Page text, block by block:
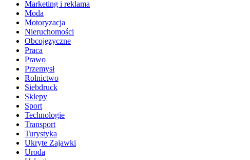
Marketing i reklama
Moda
Motoryzacja
Nieruchomości
Obcojęzyczne
Praca
Prawo
Przemysł
Rolnictwo
Siebdruck
Sklepy
Sport
Technologie
Transport
Turystyka
Ukryte Zajawki
Uroda